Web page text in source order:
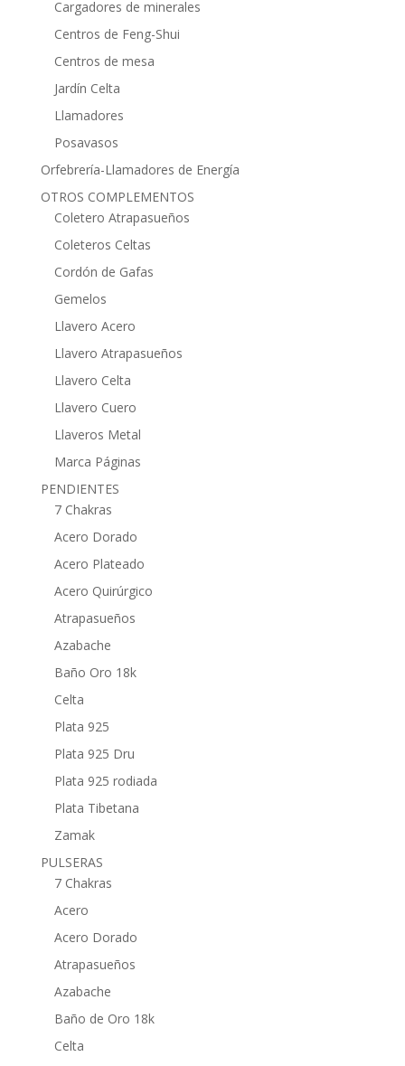
Cargadores de minerales
Centros de Feng-Shui
Centros de mesa
Jardín Celta
Llamadores
Posavasos
Orfebrería-Llamadores de Energía
OTROS COMPLEMENTOS
Coletero Atrapasueños
Coleteros Celtas
Cordón de Gafas
Gemelos
Llavero Acero
Llavero Atrapasueños
Llavero Celta
Llavero Cuero
Llaveros Metal
Marca Páginas
PENDIENTES
7 Chakras
Acero Dorado
Acero Plateado
Acero Quirúrgico
Atrapasueños
Azabache
Baño Oro 18k
Celta
Plata 925
Plata 925 Dru
Plata 925 rodiada
Plata Tibetana
Zamak
PULSERAS
7 Chakras
Acero
Acero Dorado
Atrapasueños
Azabache
Baño de Oro 18k
Celta